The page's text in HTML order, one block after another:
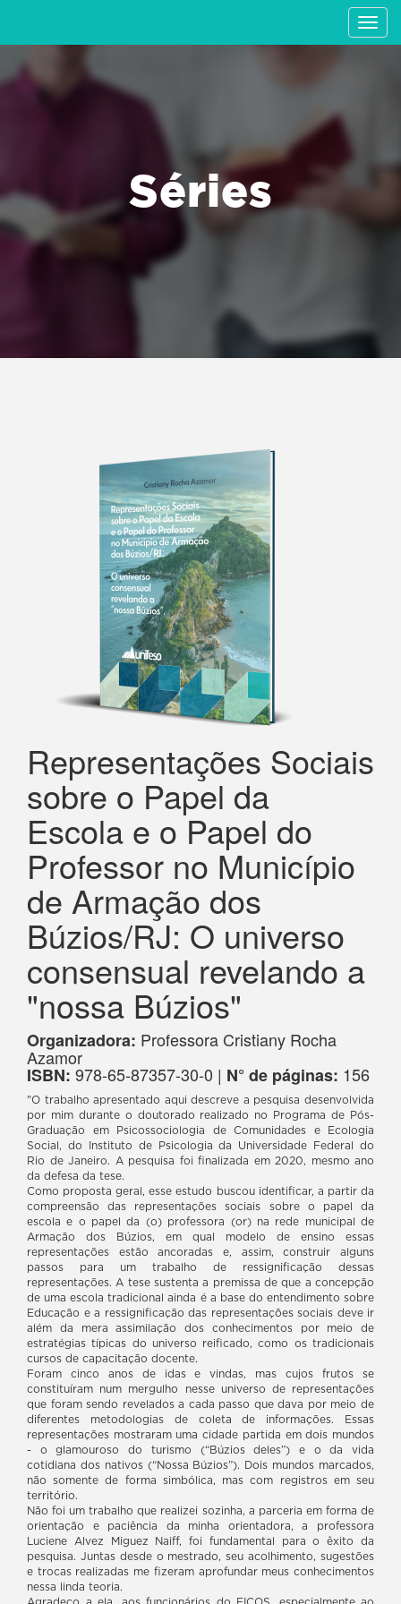
Séries
Representações Sociais
sobre o Papel da
Escola e o Papel do
Professor no Município
de Armação dos
Búzios/RJ: O universo
consensual revelando a
"nossa Búzios"
Organizadora: Professora Cristiany Rocha
Azamor
ISBN: 978-65-87357-30-0 | N° de páginas: 156
"O trabalho apresentado aqui descreve a pesquisa desenvolvida
por mim durante o doutorado realizado no Programa de Pós-
Graduação em Psicossociologia de Comunidades e Ecologia
Social, do Instituto de Psicologia da Universidade Federal do
Rio de Janeiro. A pesquisa foi finalizada em 2020, mesmo ano
da defesa da tese.
Como proposta geral, esse estudo buscou identificar, a partir da
compreensão das representações sociais sobre o papel da
escola e o papel da (o) professora (or) na rede municipal de
Armação dos Búzios, em qual modelo de ensino essas
representações estão ancoradas e, assim, construir alguns
passos para um trabalho de ressignificação dessas
representações. A tese sustenta a premissa de que a concepção
de uma escola tradicional ainda é a base do entendimento sobre
Educação e a ressignificação das representações sociais deve ir
além da mera assimilação dos conhecimentos por meio de
estratégias típicas do universo reificado, como os tradicionais
cursos de capacitação docente.
Foram cinco anos de idas e vindas, mas cujos frutos se
constituíram num mergulho nesse universo de representações
que foram sendo revelados a cada passo que dava por meio de
diferentes metodologias de coleta de informações. Essas
representações mostraram uma cidade partida em dois mundos
- o glamouroso do turismo (“Búzios deles”) e o da vida
cotidiana dos nativos (“Nossa Búzios”). Dois mundos marcados,
não somente de forma simbólica, mas com registros em seu
território.
Não foi um trabalho que realizei sozinha, a parceria em forma de
orientação e paciência da minha orientadora, a professora
Luciene Alvez Miguez Naiff, foi fundamental para o êxito da
pesquisa. Juntas desde o mestrado, seu acolhimento, sugestões
e trocas realizadas me fizeram aprofundar meus conhecimentos
nessa linda teoria.